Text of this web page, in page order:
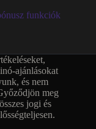
funkciók
ajánlásokat
és nem
meg
jogi és